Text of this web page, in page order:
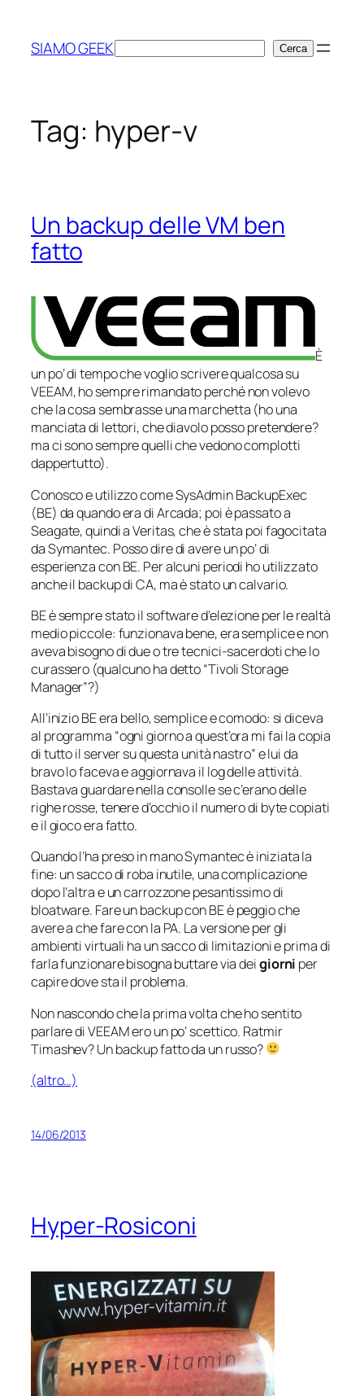
contenuto
SIAMO GEEKCerca Cerca
Tag: hyper-v
Un backup delle VM ben
fatto
È
un po’ di tempo che voglio scrivere qualcosa su
VEEAM, ho sempre rimandato perché non volevo
che la cosa sembrasse una marchetta (ho una
manciata di lettori, che diavolo posso pretendere?
ma ci sono sempre quelli che vedono complotti
dappertutto).
Conosco e utilizzo come SysAdmin BackupExec
(BE) da quando era di Arcada; poi è passato a
Seagate, quindi a Veritas, che è stata poi fagocitata
da Symantec. Posso dire di avere un po’ di
esperienza con BE. Per alcuni periodi ho utilizzato
anche il backup di CA, ma è stato un calvario.
BE è sempre stato il software d’elezione per le realtà
medio piccole: funzionava bene, era semplice e non
aveva bisogno di due o tre tecnici-sacerdoti che lo
curassero (qualcuno ha detto “Tivoli Storage
Manager”?)
All’inizio BE era bello, semplice e comodo: si diceva
al programma “ogni giorno a quest’ora mi fai la copia
di tutto il server su questa unità nastro” e lui da
bravo lo faceva e aggiornava il log delle attività.
Bastava guardare nella consolle se c’erano delle
righe rosse, tenere d’occhio il numero di byte copiati
e il gioco era fatto.
Quando l’ha preso in mano Symantec è iniziata la
fine: un sacco di roba inutile, una complicazione
dopo l’altra e un carrozzone pesantissimo di
bloatware. Fare un backup con BE è peggio che
avere a che fare con la PA. La versione per gli
ambienti virtuali ha un sacco di limitazioni e prima di
farla funzionare bisogna buttare via deigiorni per
capire dove sta il problema.
Non nascondo che la prima volta che ho sentito
parlare di VEEAM ero un po’ scettico. Ratmir
Timashev? Un backup fatto da un russo?
(altro…)
14/06/2013
Hyper-Rosiconi